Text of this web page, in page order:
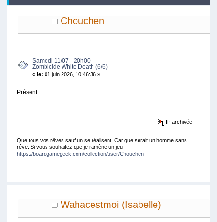
20H00 - ZOMBICIDE WHITE DEATH (6/6) (LU 4379
Chouchen
Samedi 11/07 - 20h00 -
Zombicide White Death (6/6)
« le: 01 juin 2026, 10:46:36 »
Présent.
IP archivée
Que tous vos rêves sauf un se réalisent. Car que serait un homme sans
rêve. Si vous souhaitez que je ramène un jeu
https://boardgamegeek.com/collection/user/Chouchen
Wahacestmoi (Isabelle)